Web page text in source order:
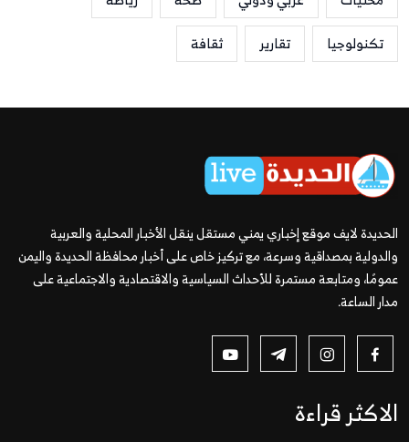
تكنولوجيا
تقارير ثقافة
الحديدة لايف موقع إخباري يمني مستقل ينقل الأخبار المحلية والعربية
والدولية بمصداقية وسرعة، مع تركيز خاص على أخبار محافظة الحديدة واليمن
عمومًا، ومتابعة مستمرة للأحداث السياسية والاقتصادية والاجتماعية على
مدار الساعة.
الاكثر قراءة